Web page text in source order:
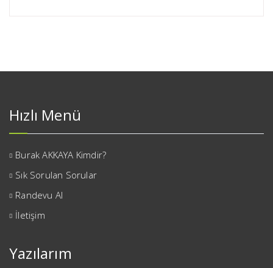
Hızlı Menü
Burak AKKAYA Kimdir?
Sık Sorulan Sorular
Randevu Al
İletişim
Yazılarım